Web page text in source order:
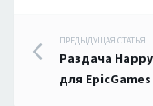
по
ПРЕДЫДУЩАЯ СТАТЬЯ
Раздача
для EpicGames